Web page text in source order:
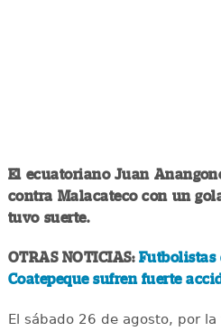
El ecuatoriano Juan
contra Malacateco con un
tuvo suerte.
OTRAS NOTICIAS: Futbolistas
Coatepeque sufren fuerte
El sábado 26 de agosto, por